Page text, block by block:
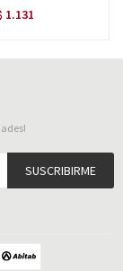
1.131
SUSCRIBIRME